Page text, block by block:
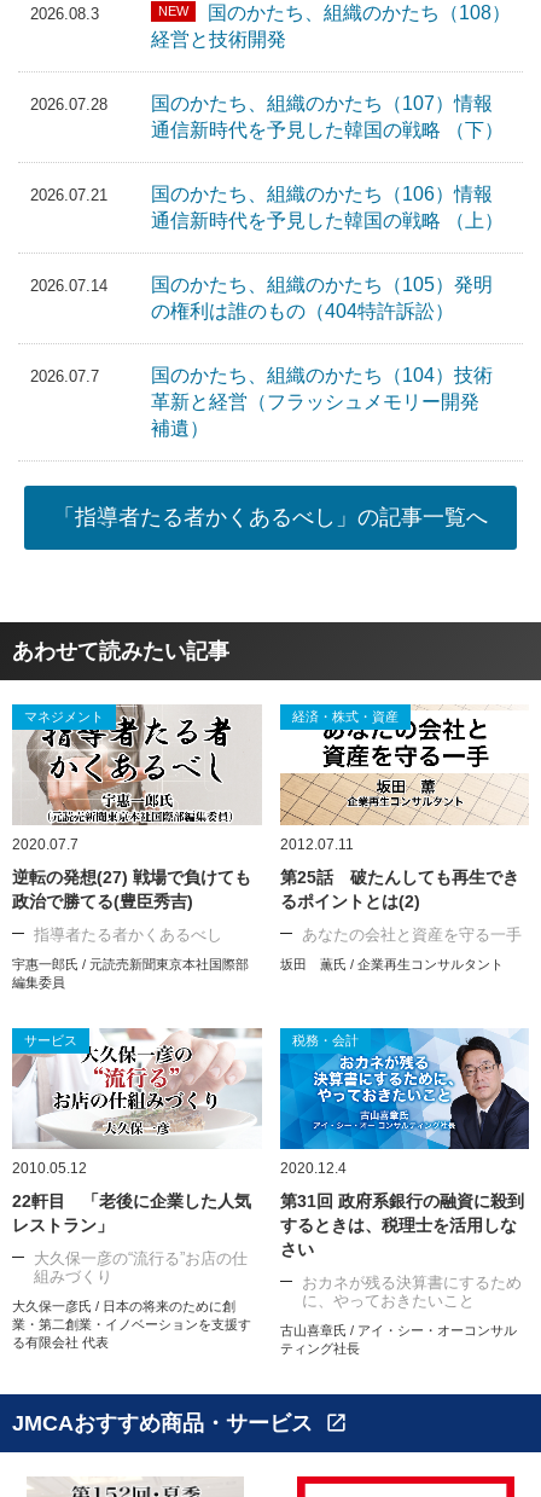
2026.08.3 NEW
国のかたち、組織のかたち（108）
経営と技術開発
2026.07.28
国のかたち、組織のかたち（107）情報
通信新時代を予見した韓国の戦略 （下）
2026.07.21
国のかたち、組織のかたち（106）情報
通信新時代を予見した韓国の戦略 （上）
2026.07.14
国のかたち、組織のかたち（105）発明
の権利は誰のもの（404特許訴訟）
2026.07.7
国のかたち、組織のかたち（104）技術
革新と経営（フラッシュメモリー開発
補遺）
「指導者たる者かくあるべし」の記事一覧へ
あわせて読みたい記事
マネジメント
2020.07.7
逆転の発想(27) 戦場で負けても
政治で勝てる(豊臣秀吉)
指導者たる者かくあるべし
宇惠一郎氏 / 元読売新聞東京本社国際部
編集委員
経済・株式・資産
2012.07.11
第25話 破たんしても再生でき
るポイントとは(2)
あなたの会社と資産を守る一手
坂田 薫氏 / 企業再生コンサルタント
サービス
2010.05.12
22軒目 「老後に企業した人気
レストラン」
大久保一彦の“流行る”お店の仕
組みづくり
大久保一彦氏 / 日本の将来のために創
業・第二創業・イノベーションを支援す
る有限会社 代表
税務・会計
2020.12.4
第31回 政府系銀行の融資に殺到
するときは、税理士を活用しな
さい
おカネが残る決算書にするため
に、やっておきたいこと
古山喜章氏 / アイ・シー・オーコンサル
ティング社長
JMCAおすすめ商品・サービス open_in_new